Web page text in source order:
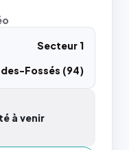
Secteur 1
Fossés (94)
à venir